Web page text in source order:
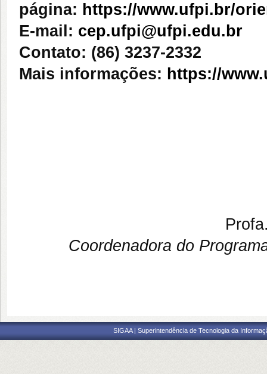
página: https://www.ufpi.br/
E-mail: cep.ufpi@ufpi.edu.br
Contato: (86) 3237-2332
Mais informações: https://
Coordenadora do
SIGAA | Superintendência de Tecnologia da